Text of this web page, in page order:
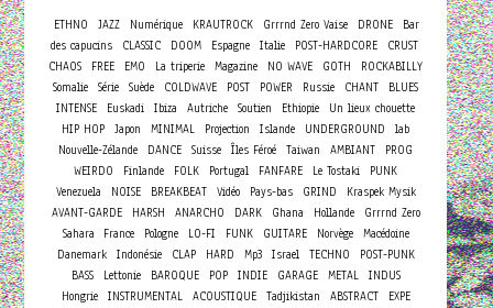
ETHNO JAZZ Numérique KRAUTROCK Grrrnd Zero Vaise DRONE
Bar
des capucins
CLASSIC DOOM Espagne Italie POST-HARDCORE
CRUST
CHAOS
FREE EMO La triperie Magazine NO WAVE GOTH
ROCKABILLY
Somalie Série Suède COLDWAVE POST POWER Russie CHANT
BLUES
INTENSE
Euskadi Ibiza Autriche Soutien Ethiopie
Un lieux chouette
HIP HOP Japon MINIMAL Projection Islande UNDERGROUND
lab
Nouvelle-Zélande
DANCE Suisse Îles Féroé Taiwan AMBIANT
PROG
WEIRDO
Finlande FOLK Portugal FANFARE Le Tostaki
PUNK
Venezuela
NOISE BREAKBEAT Vidéo Pays-bas GRIND
Kraspek Mysik
AVANT-GARDE
HARSH ANARCHO DARK Ghana Hollande
Grrrnd Zero
Sahara
France Pologne LO-FI FUNK GUITARE Norvège
Macédoine
Danemark
Indonésie CLAP HARD Mp3 Israel TECHNO
POST-PUNK
BASS
Lettonie BAROQUE POP INDIE GARAGE METAL
INDUS
Hongrie
INSTRUMENTAL ACOUSTIQUE Tadjikistan ABSTRACT
EXPE